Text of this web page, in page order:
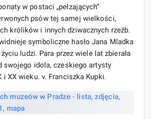
w postaci „pełzających”
psów tej samej wielkości,
królików i innych dziwacznych rzeźb.
symboliczne hasło Jana Mladka
ludzi. Para przez wiele lat zbierała
swojego idola, czeskiego artysty
i XX wieku. v. Franciszka Kupki.